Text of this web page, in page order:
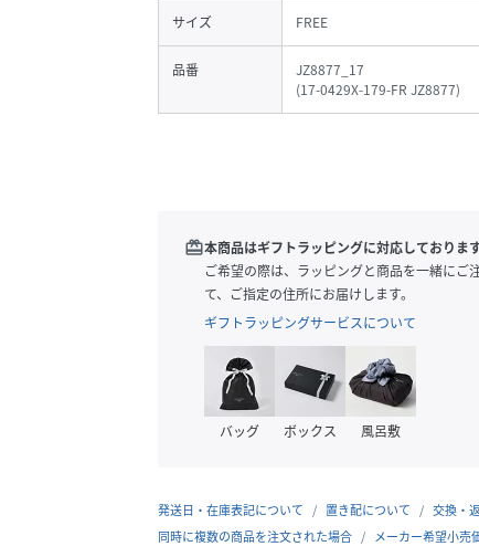
サイズ FREE
品番
JZ8877_17
(17-0429X-179-FR JZ8877)
redeem本商品はギフトラッピングに対応しておりま
ご希望の際は、ラッピングと商品を一緒にご
て、ご指定の住所にお届けします。
ギフトラッピングサービスについて
バッグ ボックス 風呂敷
発送日・在庫表記について 置き配について
交換・
同時に複数の商品を注文された場合
メーカー希望小売